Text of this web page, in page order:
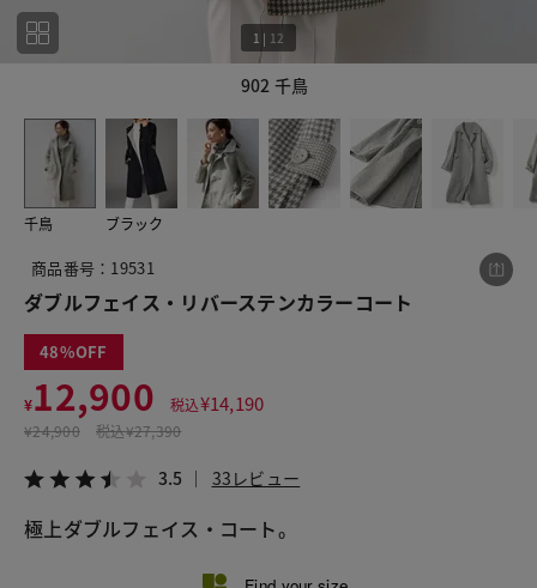
902 千鳥
1 | 12
千鳥 ブラック
12
商品番号：19531
ダブルフェイス・リバーステンカラーコート
48
¥12,900 税込¥14,190
¥24,900 税込¥27,390
3.5 33レビュー
極上ダブルフェイス・コート。
この商品をシェアする
ダブルフェイス・リバーステンカラーコート
¥12,900 税込¥14,190
LINE メール